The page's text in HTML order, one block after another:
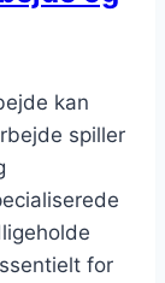
kan
spiller
for